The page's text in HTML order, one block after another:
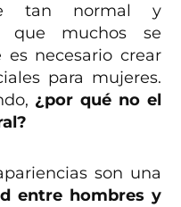
tan normal y
que muchos se
necesario crear
para mujeres.
¿por qué no el
son una
entre hombres y